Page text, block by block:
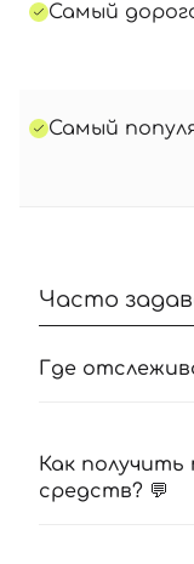
Самый
Самый
Часто
Где
Как
средств? 💬